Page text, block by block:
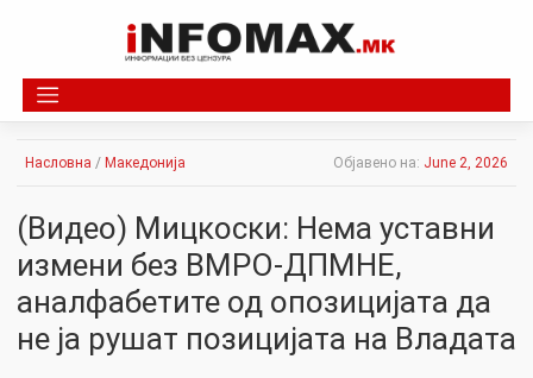
Насловна / Македонија Објавено на: June 2, 2026
(Видео) Мицкоски: Нема уставни
измени без ВМРО-ДПМНЕ,
аналфабетите од опозицијата да
не ја рушат позицијата на Владата